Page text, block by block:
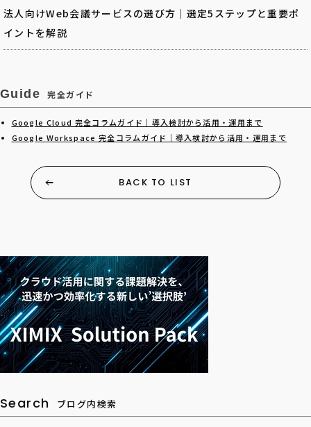
法人向けWeb会議サービスの選び方｜選定5ステップと重要ポ
イントを解説
Guide 完全ガイド
Google Cloud 完全コラムガイド｜導入検討から活用・運用まで
Google Workspace 完全コラムガイド｜導入検討から活用・運用まで
BACK TO LIST
Search ブログ内検索